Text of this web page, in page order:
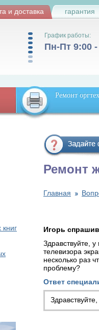
и доставка гарантия
График работы:
Пн-Пт 9:00 -
Ремонт
Ремонт
Главная
Игорь
Здравствуйте,
телевизора
несколько раз
проблему?
Ответ